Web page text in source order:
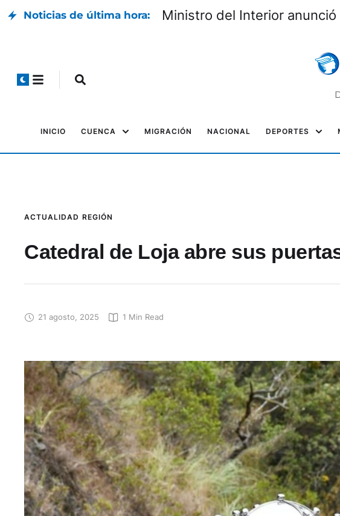
Noticias de última hora: Vía Biblián-Zhud:
INICIO CUENCA MIGRACIÓN NACIONAL DEPORTES
ACTUALIDAD REGIÓN
Catedral de Loja abre sus
21 agosto, 2025 1 Min Read